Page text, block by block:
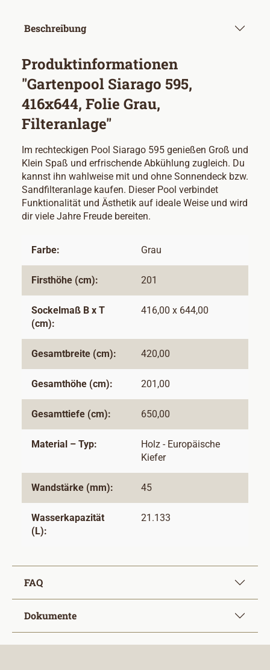
Beschreibung
Produktinformationen
"Gartenpool Siarago 595,
416x644, Folie Grau,
Filteranlage"
Im rechteckigen Pool Siarago 595 genießen Groß und
Klein Spaß und erfrischende Abkühlung zugleich. Du
kannst ihn wahlweise mit und ohne Sonnendeck bzw.
Sandfilteranlage kaufen. Dieser Pool verbindet
Funktionalität und Ästhetik auf ideale Weise und wird
dir viele Jahre Freude bereiten.
Farbe: Grau
Firsthöhe (cm): 201
Sockelmaß B x T
(cm):
416,00 x 644,00
Gesamtbreite (cm): 420,00
Gesamthöhe (cm): 201,00
Gesamttiefe (cm): 650,00
Material – Typ:
Holz - Europäische
Kiefer
Wandstärke (mm): 45
Wasserkapazität
(L):
21.133
FAQ
Dokumente